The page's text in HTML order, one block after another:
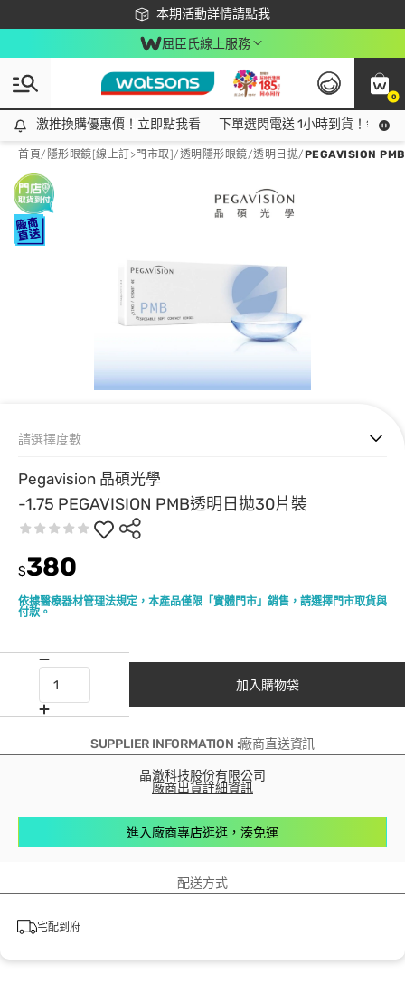
本期活動詳情請點我
下載app最高回饋$350
屈臣氏線上服務
0
激推換購優惠價！立即點我看
激推換購優惠價！立即點我看 下單選閃電送 1小時到貨！領神
首頁/ 隱形眼鏡[線上訂>門市取]/透明隱形眼鏡/透明日拋/PEGAVISION
Pegavision 晶碩光學
-1.75 PEGAVISION PMB透明日拋30片裝
依據醫療器材管理法規定，本產品僅限「實體門市」銷售，請選擇門市取貨與
付款。
$380
請選擇度數
加入購物袋
SUPPLIER INFORMATION :廠商直送資訊
晶澈科技股份有限公司
廠商出貨詳細資訊
進入廠商專店逛逛，湊免運
配送方式
宅配到府